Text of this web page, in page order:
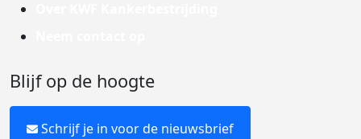
Blijf op de hoogte
Schrijf je in voor de nieuwsbrief